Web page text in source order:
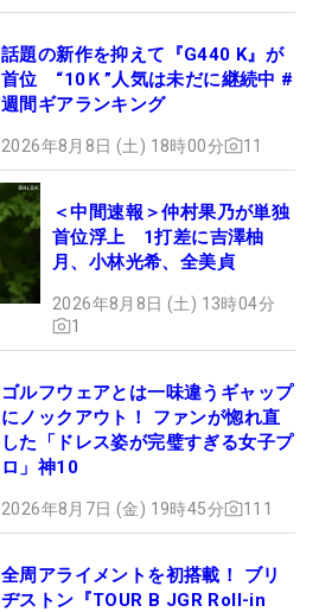
話題の新作を抑えて『G440 K』が
首位 “10Ｋ”人気は未だに継続中 #
週間ギアランキング
2026年8月8日 (土) 18時00分 11
＜中間速報＞仲村果乃が単独
首位浮上 1打差に吉澤柚
月、小林光希、全美貞
2026年8月8日 (土) 13時04分
1
ゴルフウェアとは一味違うギャップ
にノックアウト！ ファンが惚れ直
した「ドレス姿が完璧すぎる女子プ
ロ」神10
2026年8月7日 (金) 19時45分 111
全周アライメントを初搭載！ ブリ
ヂストン『TOUR B JGR Roll-in